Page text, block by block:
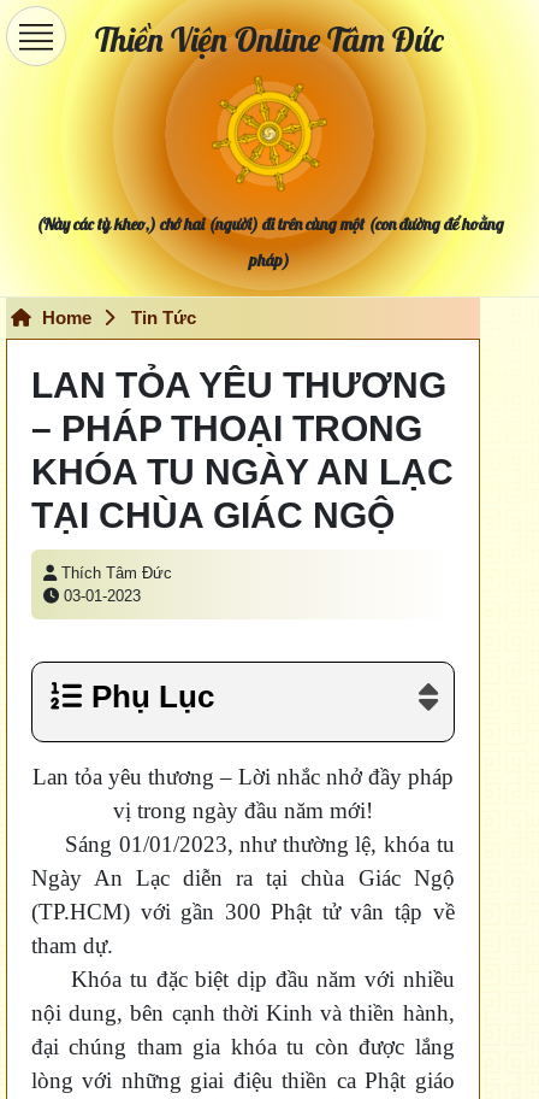
Thiền Viện Online Tâm Đức
(Này các tỳ kheo,) chớ hai (người) đi trên cùng một (con đường để hoằng
pháp)
Home Tin Tức
LAN TỎA YÊU THƯƠNG
– PHÁP THOẠI TRONG
KHÓA TU NGÀY AN LẠC
TẠI CHÙA GIÁC NGỘ
Thích Tâm Đức
03-01-2023
Phụ Lục
Lan tỏa yêu thương – Lời nhắc nhở đầy pháp
vị trong ngày đầu năm mới!
Sáng 01/01/2023, như thường lệ, khóa tu
Ngày An Lạc diễn ra tại chùa Giác Ngộ
(TP.HCM) với gần 300 Phật tử vân tập về
tham dự.
Khóa tu đặc biệt dịp đầu năm với nhiều
nội dung, bên cạnh thời Kinh và thiền hành,
đại chúng tham gia khóa tu còn được lắng
lòng với những giai điệu thiền ca Phật giáo